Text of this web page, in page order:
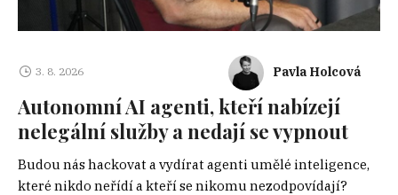
3. 8. 2026 Pavla Holcová
Autonomní AI agenti, kteří nabízejí
nelegální služby a nedají se vypnout
Budou nás hackovat a vydírat agenti umělé inteligence,
které nikdo neřídí a kteří se nikomu nezodpovídají?